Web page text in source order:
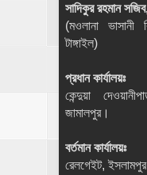
সাদিকুর রহমান
(মওলানা ভাসানী
টাঙ্গাইল)
প্রধান কার্যালয়ঃ
কেন্দুয়া
জামালপুর।
বর্তমান কার্যালয়ঃ
রেলগেইট,